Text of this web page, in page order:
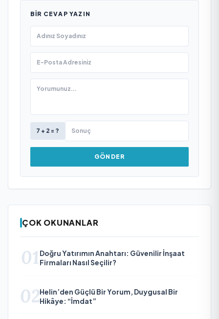
BIR CEVAP YAZIN
7 + 2 = ?
GÖNDER
ÇOK OKUNANLAR
01 Doğru Yatırımın Anahtarı: Güvenilir İnşaat
Firmaları Nasıl Seçilir?
02Helin’den Güçlü Bir Yorum, Duygusal Bir
Hikâye: “İmdat”